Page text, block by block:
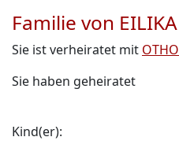
Familie von
Sie ist verheiratet mit
Sie haben geheiratet
Kind(er):